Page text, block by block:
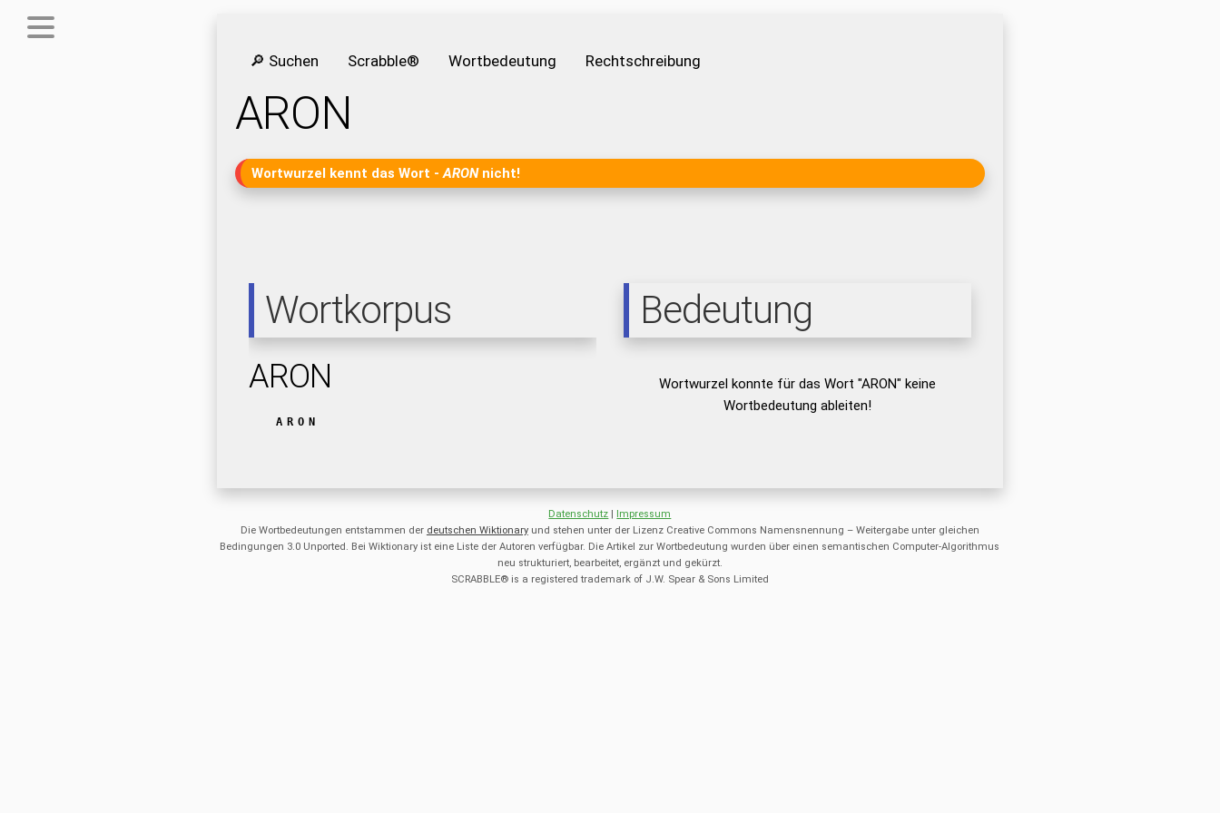
🔎 Suchen Scrabble® Wortbedeutung Rechtschreibung
ARON
Wortwurzel kennt das Wort -ARONnicht!
Wortkorpus
ARON
ARON
Bedeutung
Wortwurzel konnte für das Wort "ARON" keine
Wortbedeutung ableiten!
Datenschutz
Impressum
Die Wortbedeutungen entstammen der deutschen Wiktionaryund stehen unter der Lizenz Creative Commons Namensnennung – Weitergabe unter gleichen
Bedingungen 3.0 Unported. Bei Wiktionary ist eine Liste der Autoren verfügbar. Die Artikel zur Wortbedeutung wurden über einen semantischen Computer-Algorithmus
neu strukturiert, bearbeitet, ergänzt und gekürzt.
SCRABBLE® is a registered trademark of J.W. Spear & Sons Limited